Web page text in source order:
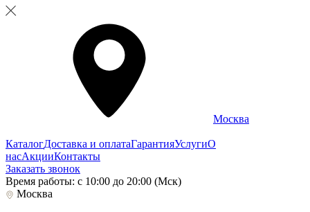
Москва
КаталогДоставка и оплатаГарантияУслугиО
насАкцииКонтакты
Заказать звонок
Время работы: с 10:00 до 20:00 (Мск)
Москва